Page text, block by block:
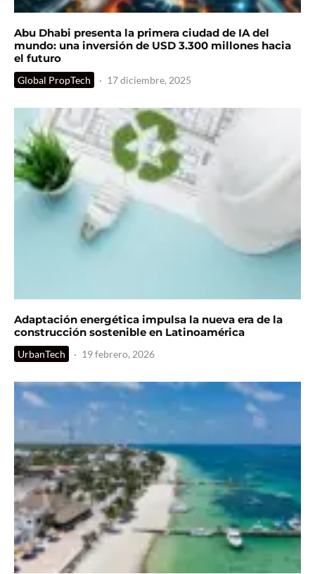
Abu Dhabi presenta la primera ciudad de IA del
mundo: una inversión de USD 3.300 millones hacia
el futuro
Global PropTech · 17 diciembre, 2025
Adaptación energética impulsa la nueva era de la
construcción sostenible en Latinoamérica
UrbanTech · 19 febrero, 2026